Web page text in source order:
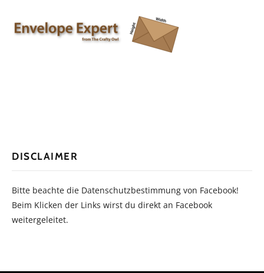
DISCLAIMER
Bitte beachte die Datenschutzbestimmung von Facebook!
Beim Klicken der Links wirst du direkt an Facebook
weitergeleitet.